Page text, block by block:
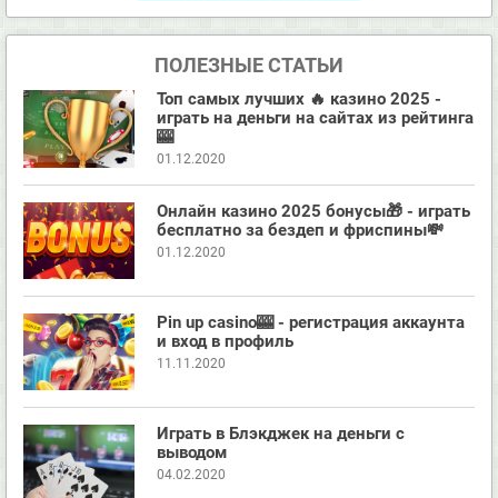
Второй вечер были недолго и проиграли сравнительно
интересно, реально ли с них получить прибыль. На третий
день оказалось, что реально. Финальное посещение казино
стало самым удачным. После пяти часов сидения за
Адмиралом я получил наконец свой «большой куш» – $400.
Но с учетом внесенных средств, чистый выигрыш составил
всего $220. Жена проиграла 50 баксов. В итоге мы уехали
домой с минусом в $300, но с кучей приятных впечатлений. Я
считаю, что такие поездки стоят своих денег!
ПОЛЕЗНЫЕ СТАТЬИ
Топ самых лучших 🔥 казино 2025 -
играть на деньги на сайтах из рейтинга
🎰
01.12.2020
Онлайн казино 2025 бонусы🎁 - играть
бесплатно за бездеп и фриспины💸
01.12.2020
Pin up casino🎰 - регистрация аккаунта
и вход в профиль
11.11.2020
Играть в Блэкджек на деньги с
выводом
04.02.2020